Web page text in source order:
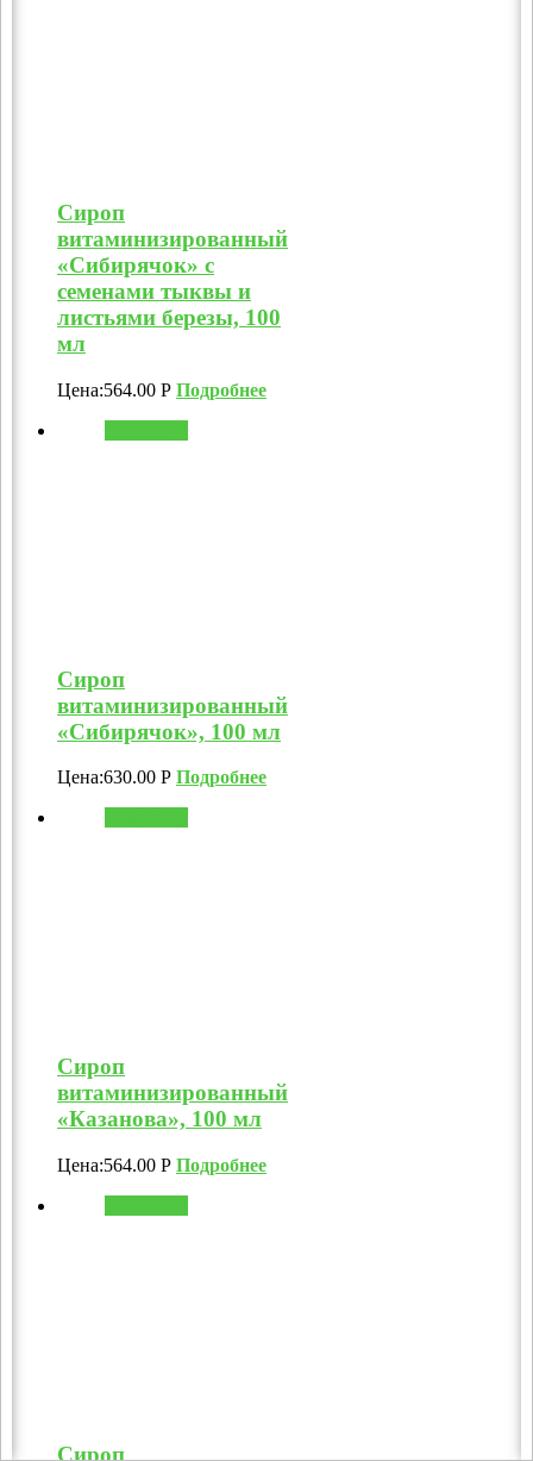
Сироп
витаминизированный
«Сибирячок» с
семенами тыквы и
листьями березы, 100
мл
Цена:564.00 Р Подробнее
Сироп
витаминизированный
«Сибирячок», 100 мл
Цена:630.00 Р Подробнее
Сироп
витаминизированный
«Казанова», 100 мл
Цена:564.00 Р Подробнее
Сироп